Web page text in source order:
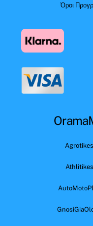
Όροι